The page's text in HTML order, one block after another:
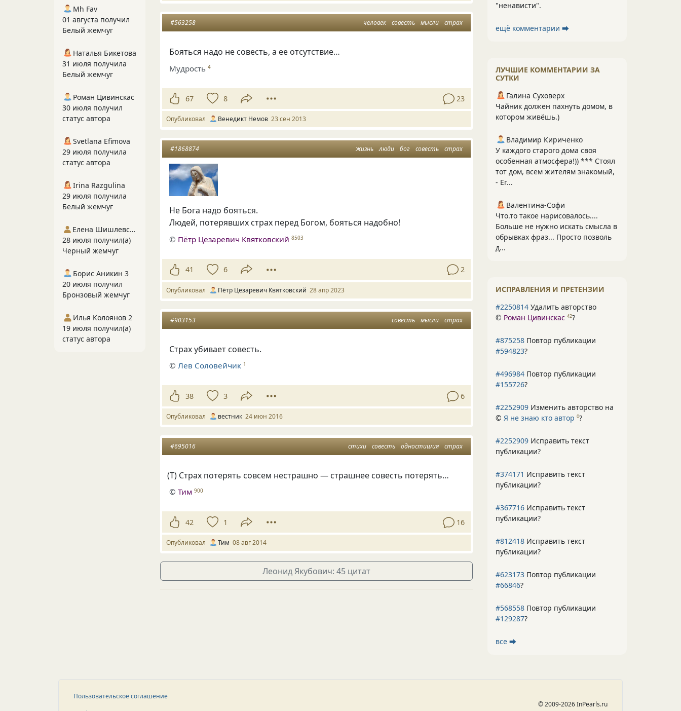
человек совесть мысли страх
#563258
Бояться надо не совесть, а ее отсутствие…
Мудрость 4
67 8 23
Опубликовал Венедикт Немов 23 сен 2013
жизнь люди бог совесть страх
#1868874
Не Бога надо бояться.
Людей, потерявших страх перед Богом, бояться надобно!
© Пётр Цезаревич Квятковский 8503
41 6 2
Опубликовал Пётр Цезаревич Квятковский 28 апр 2023
совесть мысли страх
#903153
Страх убивает совесть.
©Лев Соловейчик 1
38 3 6
Опубликовал вестник 24 июн 2016
стихи совесть одностишия страх
#695016
(Т) Страх потерять совсем нестрашно — страшнее совесть потерять…
©Тим 900
42 1 16
Опубликовал Тим 08 авг 2014
Леонид Якубович: 45 цитат
"ненависти".
ещё комментарии ⮕
ЛУЧШИЕ КОММЕНТАРИИ ЗА
СУТКИ
Галина Суховерх
Чайник должен пахнуть домом, в
котором живёшь.)
Владимир Кириченко
У каждого старого дома своя
особенная атмосфера!)) *** Стоял
тот дом, всем жителям знакомый,
- Ег...
Валентина-Софи
Что.то такое нарисовалось....
Больше не нужно искать смысла в
обрывках фраз... Просто позволь
д...
ИСПРАВЛЕНИЯ И ПРЕТЕНЗИИ
#2250814 Удалить авторство
© Роман Цивинскас 42?
#875258 Повтор публикации
#594823?
#496984 Повтор публикации
#155726?
#2252909 Изменить авторство на
© Я не знаю кто автор 0?
#2252909 Исправить текст
публикации?
#374171 Исправить текст
публикации?
#367716 Исправить текст
публикации?
#812418 Исправить текст
публикации?
#623173 Повтор публикации
#66846?
#568558 Повтор публикации
#129287?
все ⮕
Mh Fav
01 августа получил
Белый жемчуг
Наталья Бикетова
31 июля получила
Белый жемчуг
Роман Цивинскас
30 июля получил
статус автора
Svetlana Efimova
29 июля получила
статус автора
Irina Razgulina
29 июля получила
Белый жемчуг
Елена Шишлевская
28 июля получил(а)
Черный жемчуг
Борис Аникин 3
20 июля получил
Бронзовый жемчуг
Илья Колоянов 2
19 июля получил(а)
статус автора
Пользовательское соглашение
© 2009-2026 InPearls.ru